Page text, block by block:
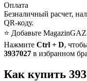
Оплата
Безналичный расчет,
QR-коду.
⭐ Добавьте
Нажмите Ctrl + D,
3937027 в избранном
Как купить